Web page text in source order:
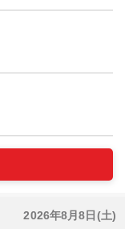
2026年8月8日(土)